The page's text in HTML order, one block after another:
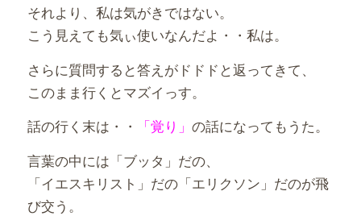
それより、私は気がきではない。
こう見えても気ぃ使いなんだよ・・私は。
さらに質問すると答えがドドドと返ってきて、
このまま行くとマズイっす。
話の行く末は・・
「覚り」 の話になってもうた。
言葉の中には「ブッタ」だの、
「イエスキリスト」だの「エリクソン」だのが飛
び交う。